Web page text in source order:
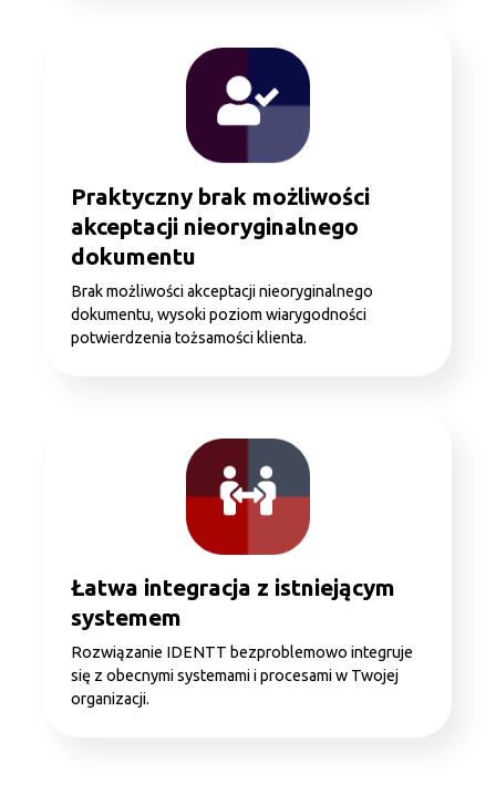
Praktyczny brak możliwości
akceptacji nieoryginalnego
dokumentu
Brak możliwości akceptacji nieoryginalnego
dokumentu, wysoki poziom wiarygodności
potwierdzenia tożsamości klienta.
Łatwa integracja z istniejącym
systemem
Rozwiązanie IDENTT bezproblemowo integruje
się z obecnymi systemami i procesami w Twojej
organizacji.